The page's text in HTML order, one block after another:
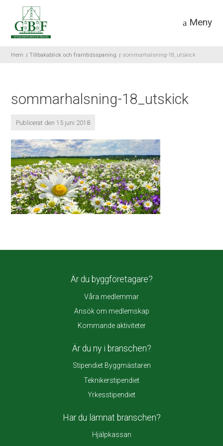
Meny
Hem Tillbakablick och framtidsspaning sommarhalsning-18_utskick
sommarhalsning-18_utskick
Publicerat den 15 juni 2018
Är du byggföretagare?
Våra medlemmar
Ansök om medlemskap
Kommande aktiviteter
Är du ny i branschen?
Stipendiet Byggmästaren
Teknikerstipendiet
Yrkesstipendiet
Har du lämnat branschen?
Hjälpkassan